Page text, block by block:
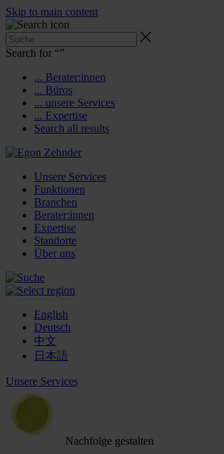
Skip to main content
Search for “”
... Berater:innen
... Büros
... unsere Services
... Expertise
Search all results
Unsere Services
Funktionen
Branchen
Berater:innen
Expertise
Standorte
Über uns
English
Deutsch
中文
日本語
Unsere Services
Nachfolge gestalten